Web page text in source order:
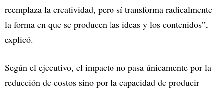
reemplaza la creatividad, pero sí transforma radicalmente
la forma en que se producen las ideas y los contenidos”,
explicó.
Según el ejecutivo, el impacto no pasa únicamente por la
reducción de costos sino por la capacidad de producir